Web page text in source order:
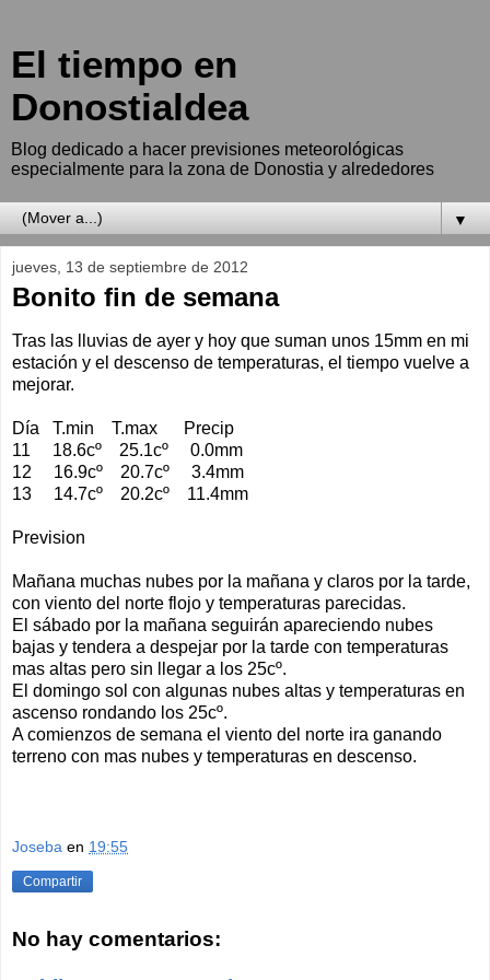
El tiempo en
Donostialdea
Blog dedicado a hacer previsiones meteorológicas
especialmente para la zona de Donostia y alrededores
▼
jueves, 13 de septiembre de 2012
Bonito fin de semana
Tras las lluvias de ayer y hoy que suman unos 15mm en mi
estación y el descenso de temperaturas, el tiempo vuelve a
mejorar.
Día T.min T.max Precip
11 18.6cº 25.1cº 0.0mm
12 16.9cº 20.7cº 3.4mm
13 14.7cº 20.2cº 11.4mm
Prevision
Mañana muchas nubes por la mañana y claros por la tarde,
con viento del norte flojo y temperaturas parecidas.
El sábado por la mañana seguirán apareciendo nubes
bajas y tendera a despejar por la tarde con temperaturas
mas altas pero sin llegar a los 25cº.
El domingo sol con algunas nubes altas y temperaturas en
ascenso rondando los 25cº.
A comienzos de semana el viento del norte ira ganando
terreno con mas nubes y temperaturas en descenso.
Joseba en 19:55
Compartir
No hay comentarios: